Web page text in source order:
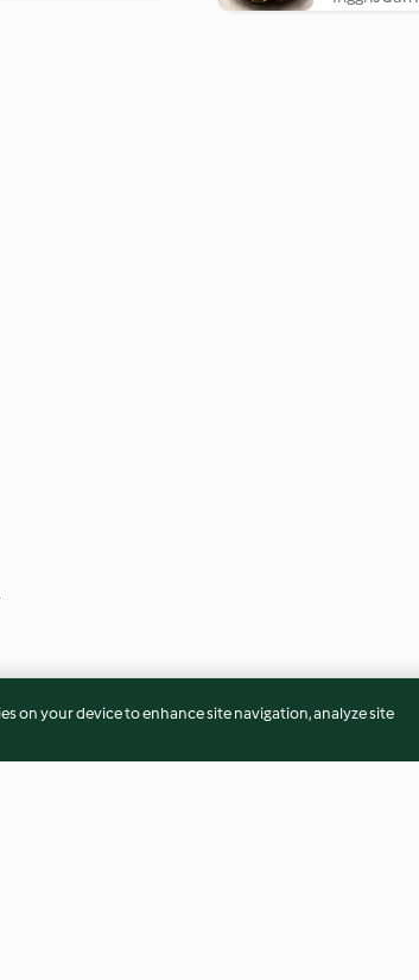
on your device to enhance site navigation, analyze site